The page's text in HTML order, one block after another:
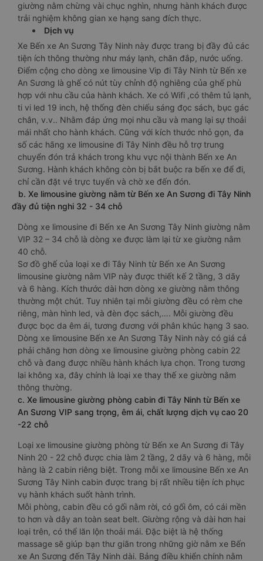
giường nằm chừng vài chục nghìn, nhưng hành khách được
trải nghiệm không gian xe hạng sang đích thực.
Dịch vụ
Xe Bến xe An Sương Tây Ninh này được trang bị đầy đủ các
tiện ích thông thường như máy lạnh, chăn đắp, nước uống.
Điểm cộng cho dòng xe limousine Vip đi Tây Ninh từ Bến xe
An Sương là ghế có nút tùy chỉnh độ nghiêng của ghế phù
hợp với nhu cầu của hành khách. Xe có Wifi ,có thêm tủ lạnh,
ti vi led 19 inch, hệ thống đèn chiếu sáng đọc sách, bục gác
chân, v.v.. Nhằm đáp ứng mọi nhu cầu và mang lại sự thoải
mái nhất cho hành khách. Cũng với kích thước nhỏ gọn, đa
số các hãng xe limousine đi Tây Ninh đều hỗ trợ trung
chuyển đón trả khách trong khu vực nội thành Bến xe An
Sương. Hành khách không còn bị bắt buộc ra bến xe để đi,
chỉ cần đặt vé trực tuyến và chờ xe đến đón.
b. Xe limousine giường nằm từ Bến xe An Sương đi Tây Ninh
đầy đủ tiện nghi 32 - 34 chỗ
Dòng xe limousine đi Bến xe An Sương Tây Ninh giường nằm
VIP 32 – 34 chỗ là dòng xe được làm lại từ xe giường nằm
40 chỗ.
Sơ đồ ghế của loại xe đi Tây Ninh từ Bến xe An Sương
limousine giường nằm VIP này được thiết kế 2 tầng, 3 dãy
và 6 hàng. Kích thước dài hơn dòng xe giường nằm thông
thường một chút. Tuy nhiên tại mỗi giường đều có rèm che
riêng, màn hình led, và đèn đọc sách,…. Mỗi giường đều
được bọc da êm ái, tương đương với phân khúc hạng 3 sao.
Dòng xe limousine Bến xe An Sương Tây Ninh này có giá cả
phải chăng hơn dòng xe limousine giường phòng cabin 22
chỗ và đang được nhiều hành khách lựa chọn. Trong tương
lai không xa, đây chính là loại xe thay thế xe giường nằm
thông thường.
c. Xe limousine giường phòng cabin đi Tây Ninh từ Bến xe
An Sương VIP sang trọng, êm ái, chất lượng dịch vụ cao 20
-22 chỗ
Loại xe limousine giường phòng từ Bến xe An Sương đi Tây
Ninh 20 - 22 chỗ được chia làm 2 tầng, 2 dãy và 6 hàng, mỗi
hàng là 2 cabin riêng biệt. Trong mỗi xe limousine Bến xe An
Sương Tây Ninh cabin được trang bị rất nhiều tiện ích phục
vụ hành khách suốt hành trình.
Mỗi phòng, cabin đều có gối nằm rời, có gối ôm, có cái mền
to hơn và dây an toàn seat belt. Giường rộng và dài hơn hai
loại trên, có thể lăn lộn thoải mái. Đặc biệt là hệ thống
massage sẽ giúp bạn thư giãn trong những giờ nằm xe Bến
xe An Sương đến Tây Ninh dài. Bảng điều khiển chính nằm